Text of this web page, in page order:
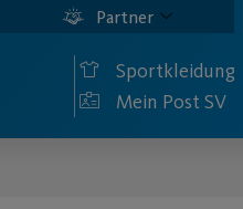
Partner
Sportkleidung
Mein Post SV